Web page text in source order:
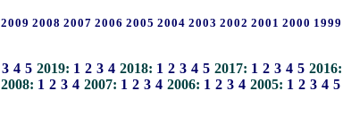
2009 2008 2007 2006 2005 2004 2003 2002 2001 2000 1999
3 4 5 2019: 1 2 3 4 2018: 1 2 3 4 5 2017: 1 2 3 4 5 2016:
2008: 1 2 3 4 2007: 1 2 3 4 2006: 1 2 3 4 2005: 1 2 3 4 5